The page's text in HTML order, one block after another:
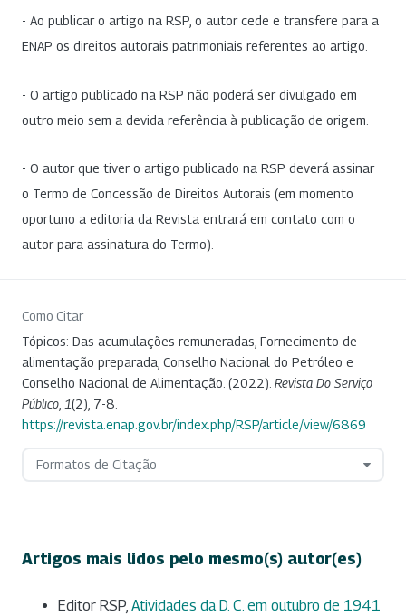
- Ao publicar o artigo na RSP, o autor cede e transfere para a
ENAP os direitos autorais patrimoniais referentes ao artigo.
- O artigo publicado na RSP não poderá ser divulgado em
outro meio sem a devida referência à publicação de origem.
- O autor que tiver o artigo publicado na RSP deverá assinar
o Termo de Concessão de Direitos Autorais (em momento
oportuno a editoria da Revista entrará em contato com o
autor para assinatura do Termo).
Como Citar
Tópicos: Das acumulações remuneradas, Fornecimento de
alimentação preparada, Conselho Nacional do Petróleo e
Conselho Nacional de Alimentação. (2022). Revista Do Serviço
Público, 1(2), 7-8.
https://revista.enap.gov.br/index.php/RSP/article/view/6869
Formatos de Citação
Artigos mais lidos pelo mesmo(s) autor(es)
Editor RSP, Atividades da D. C. em outubro de 1941